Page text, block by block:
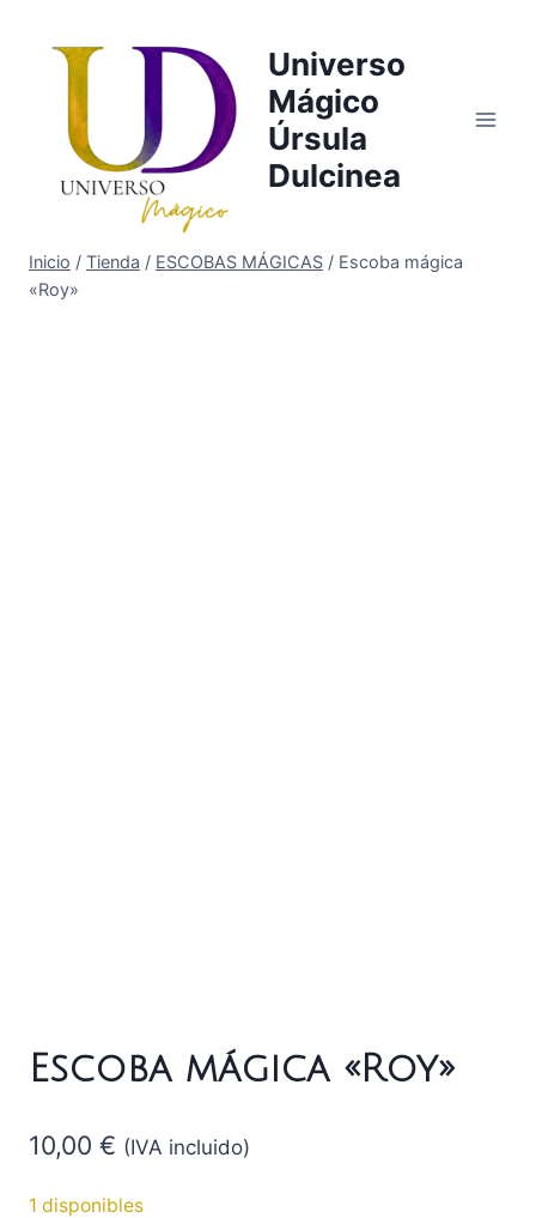
contenido
Universo
Mágico
Úrsula
Dulcinea
Inicio / Tienda / ESCOBAS MÁGICAS / Escoba mágica
«Roy»
Escoba mágica «Roy»
10,00 € (IVA incluido)
1 disponibles